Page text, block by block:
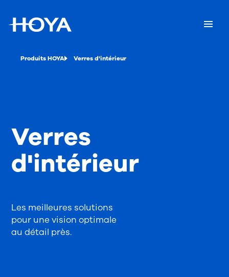
Produits HOYA Verres d'intérieur
Les meilleures solutions
pour une vision optimale
au détail près.
Verres
d'intérieur